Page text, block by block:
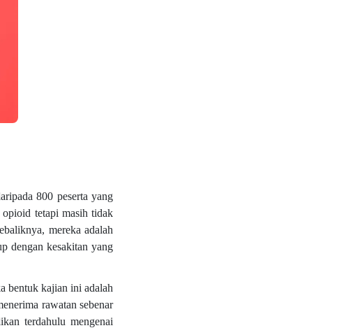
800 peserta yang
tetapi masih tidak
mereka adalah
dengan kesakitan yang
bentuk kajian ini adalah
rawatan sebenar
terdahulu mengenai